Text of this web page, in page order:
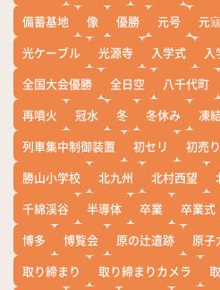
備蓄基地
像 優勝 元号 元
光ケーブル
光源寺 入学式 入
全国大会優勝
全日空 八千代町
再噴火
冠水 冬 冬休み 凍
列車集中制御装置
初セリ 初売り
勝山小学校
北九州 北村西望
千綿渓谷
半導体 卒業 卒業式
博多
博覧会 原の辻遺跡 原子
取り締まり
取り締まりカメラ